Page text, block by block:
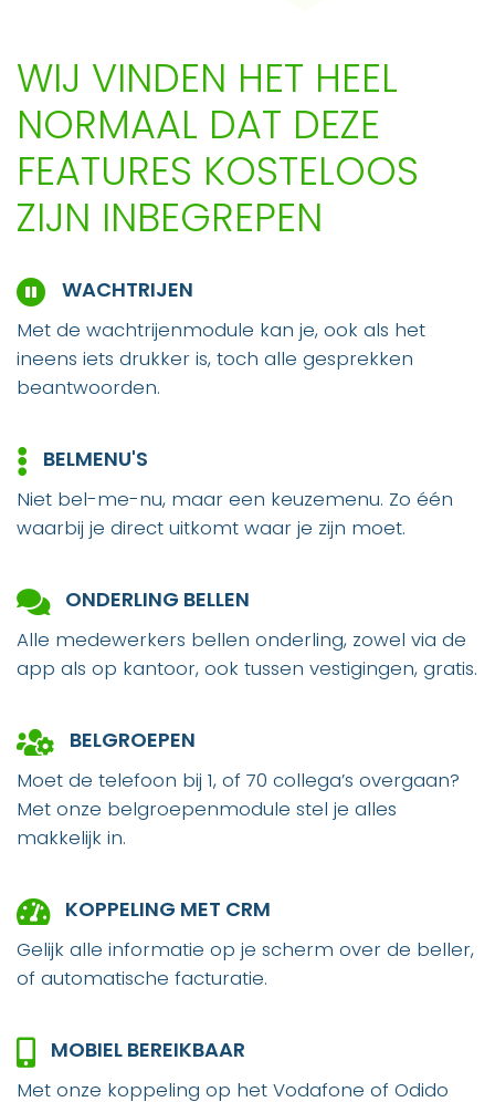
WIJ VINDEN HET HEEL
NORMAAL DAT DEZE
FEATURES KOSTELOOS
ZIJN INBEGREPEN
WACHTRIJEN
Met de wachtrijenmodule kan je, ook als het
ineens iets drukker is, toch alle gesprekken
beantwoorden.
BELMENU'S
Niet bel-me-nu, maar een keuzemenu. Zo één
waarbij je direct uitkomt waar je zijn moet.
ONDERLING BELLEN
Alle medewerkers bellen onderling, zowel via de
app als op kantoor, ook tussen vestigingen, gratis.
BELGROEPEN
Moet de telefoon bij 1, of 70 collega’s overgaan?
Met onze belgroepenmodule stel je alles
makkelijk in.
KOPPELING MET CRM
Gelijk alle informatie op je scherm over de beller,
of automatische facturatie.
MOBIEL BEREIKBAAR
Met onze koppeling op het Vodafone of Odido